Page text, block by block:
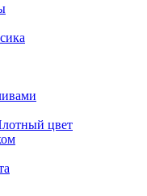
цвет